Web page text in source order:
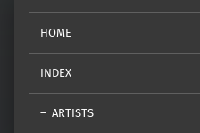
HOME
INDEX
ARTISTS